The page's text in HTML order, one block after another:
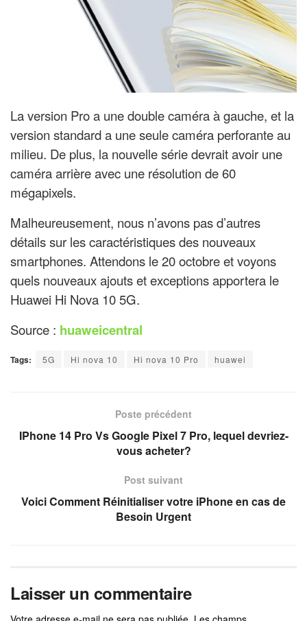
La version Pro a une double caméra à gauche, et la
version standard a une seule caméra perforante au
milieu. De plus, la nouvelle série devrait avoir une
caméra arrière avec une résolution de 60
mégapixels.
Malheureusement, nous n’avons pas d’autres
détails sur les caractéristiques des nouveaux
smartphones. Attendons le 20 octobre et voyons
quels nouveaux ajouts et exceptions apportera le
Huawei Hi Nova 10 5G.
Source : huaweicentral
Tags: 5G Hi nova 10 Hi nova 10 Pro huawei
Poste précédent
IPhone 14 Pro Vs Google Pixel 7 Pro, lequel devriez-
vous acheter?
Post suivant
Voici Comment Réinitialiser votre iPhone en cas de
Besoin Urgent
Laisser un commentaire